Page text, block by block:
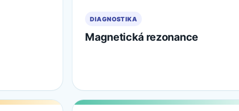
DIAGNOSTIKA
Magnetická rezonance